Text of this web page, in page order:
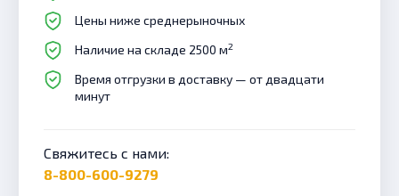
Цены ниже среднерыночных
Наличие на складе 2500 м2
Время отгрузки в доставку — от двадцати
минут
Свяжитесь с нами:
8-800-600-9279